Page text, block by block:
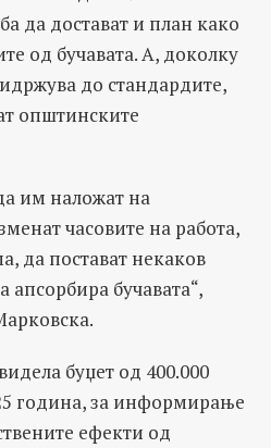
да достават и план како
од бучавата. А, доколку
до стандардите,
општинските
им наложат на
часовите на работа,
да постават некаков
апсорбира бучавата“,
буџет од 400.000
година, за информирање
ефекти од